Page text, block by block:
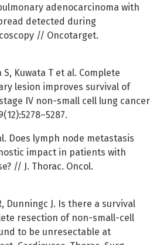
adenocarcinoma with
detected during
// Oncotarget.
Kuwata T et al. Complete
lesion improves survival of
IV non-small cell lung cancer
Does lymph node metastasis
impact in patients with
// J. Thorac. Oncol.
Dunningc J. Is there a survival
resection of non-small-cell
to be unresectable at